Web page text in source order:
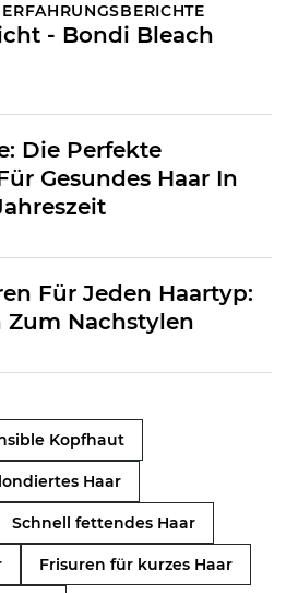
- Bondi Bleach
Die Perfekte
Gesundes Haar In
Für Jeden Haartyp:
Zum Nachstylen
Kopfhaut
Haar
Schnell fettendes Haar
Frisuren für kurzes Haar